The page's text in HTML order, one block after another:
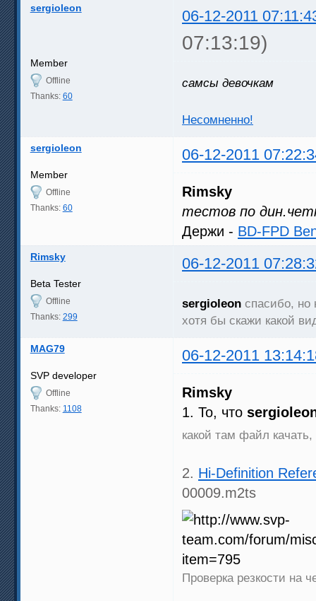
sergioleon 06-12-2011
07:13:19)
Member
Offline
Thanks: 60
самсы девочкам
Несомненно!
sergioleon 06-12-2011
Member
Offline
Thanks: 60
Rimsky
тестов по
Держи - BD-FPD
Rimsky 06-12-2011
Beta Tester
Offline
Thanks: 299
sergioleon спасибо, но
хотя бы скажи какой
MAG79 06-12-2011
SVP developer
Offline
Thanks: 1108
Rimsky
1. То, что
какой там файл
2. Hi-Definition
00009.m2ts
Проверка резкости на